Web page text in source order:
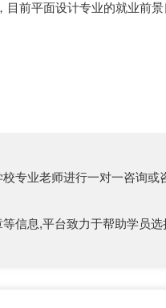
前平面设计专业的就业前景
专业老师进行一对一咨询或
信息,平台致力于帮助学员选